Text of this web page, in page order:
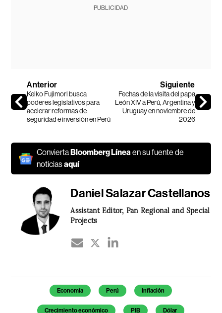
PUBLICIDAD
Anterior
Keiko Fujimori busca
poderes legislativos para
acelerar reformas de
seguridad e inversión en Perú
Siguiente
Fechas de la visita del papa
León XIV a Perú, Argentina y
Uruguay en noviembre de
2026
Convierta Bloomberg Líneaen su fuente de
noticiasaquí
Daniel Salazar Castellanos
Assistant Editor, Pan Regional and Special
Projects
Temas de este artículo
Economía Perú Inflación
Crecimiento económico PIB Dólar